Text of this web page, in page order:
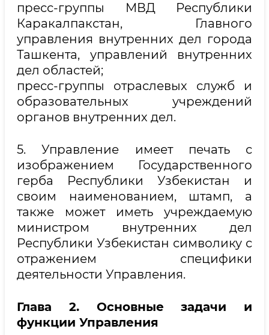
пресс-группы МВД Республики
Каракалпакстан, Главного
управления внутренних дел города
Ташкента, управлений внутренних
дел областей;
пресс-группы отраслевых служб и
образовательных учреждений
органов внутренних дел.
5. Управление имеет печать с
изображением Государственного
герба Республики Узбекистан и
своим наименованием, штамп, а
также может иметь учреждаемую
министром внутренних дел
Республики Узбекистан символику с
отражением специфики
деятельности Управления.
Глава 2. Основные задачи и
функции Управления